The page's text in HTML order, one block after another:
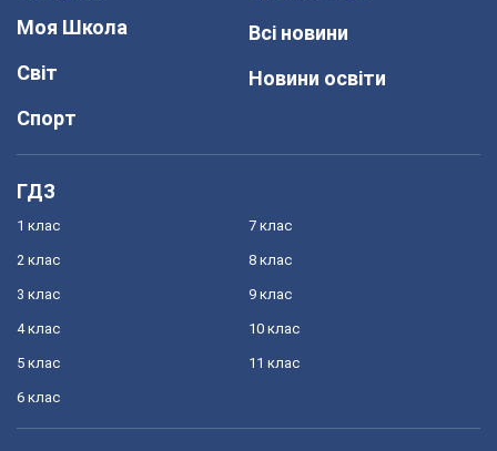
Моя Школа
Світ
Спорт
Всі новини
Новини освіти
ГДЗ
1 клас
2 клас
3 клас
4 клас
5 клас
6 клас
7 клас
8 клас
9 клас
10 клас
11 клас